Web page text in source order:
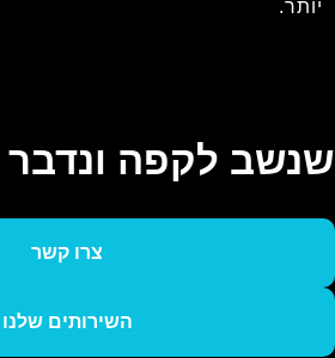
יותר.
שנשב לקפה ונדבר
צרו קשר
השירותים שלנו